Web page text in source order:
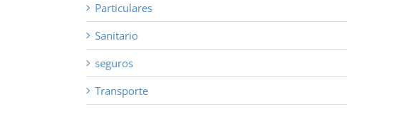
Particulares
Sanitario
seguros
Transporte